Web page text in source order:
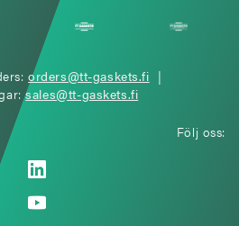
orders@tt-gaskets.fi |
sales@tt-gaskets.fi
Följ oss: